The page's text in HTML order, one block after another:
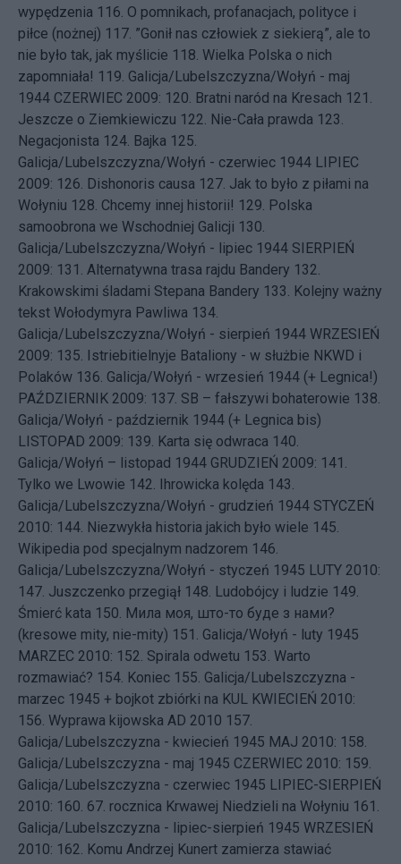
wypędzenia 116. O pomnikach, profanacjach, polityce i
piłce (nożnej) 117. ”Gonił nas człowiek z siekierą”, ale to
nie było tak, jak myślicie 118. Wielka Polska o nich
zapomniała! 119. Galicja/Lubelszczyzna/Wołyń - maj
1944 CZERWIEC 2009: 120. Bratni naród na Kresach 121.
Jeszcze o Ziemkiewiczu 122. Nie-Cała prawda 123.
Negacjonista 124. Bajka 125.
Galicja/Lubelszczyzna/Wołyń - czerwiec 1944 LIPIEC
2009: 126. Dishonoris causa 127. Jak to było z piłami na
Wołyniu 128. Chcemy innej historii! 129. Polska
samoobrona we Wschodniej Galicji 130.
Galicja/Lubelszczyzna/Wołyń - lipiec 1944 SIERPIEŃ
2009: 131. Alternatywna trasa rajdu Bandery 132.
Krakowskimi śladami Stepana Bandery 133. Kolejny ważny
tekst Wołodymyra Pawliwa 134.
Galicja/Lubelszczyzna/Wołyń - sierpień 1944 WRZESIEŃ
2009: 135. Istriebitielnyje Bataliony - w służbie NKWD i
Polaków 136. Galicja/Wołyń - wrzesień 1944 (+ Legnica!)
PAŹDZIERNIK 2009: 137. SB – fałszywi bohaterowie 138.
Galicja/Wołyń - październik 1944 (+ Legnica bis)
LISTOPAD 2009: 139. Karta się odwraca 140.
Galicja/Wołyń – listopad 1944 GRUDZIEŃ 2009: 141.
Tylko we Lwowie 142. Ihrowicka kolęda 143.
Galicja/Lubelszczyzna/Wołyń - grudzień 1944 STYCZEŃ
2010: 144. Niezwykła historia jakich było wiele 145.
Wikipedia pod specjalnym nadzorem 146.
Galicja/Lubelszczyzna/Wołyń - styczeń 1945 LUTY 2010:
147. Juszczenko przegiął 148. Ludobójcy i ludzie 149.
Śmierć kata 150. Мила моя, што-то буде з нами?
(kresowe mity, nie-mity) 151. Galicja/Wołyń - luty 1945
MARZEC 2010: 152. Spirala odwetu 153. Warto
rozmawiać? 154. Koniec 155. Galicja/Lubelszczyzna -
marzec 1945 + bojkot zbiórki na KUL KWIECIEŃ 2010:
156. Wyprawa kijowska AD 2010 157.
Galicja/Lubelszczyzna - kwiecień 1945 MAJ 2010: 158.
Galicja/Lubelszczyzna - maj 1945 CZERWIEC 2010: 159.
Galicja/Lubelszczyzna - czerwiec 1945 LIPIEC-SIERPIEŃ
2010: 160. 67. rocznica Krwawej Niedzieli na Wołyniu 161.
Galicja/Lubelszczyzna - lipiec-sierpień 1945 WRZESIEŃ
2010: 162. Komu Andrzej Kunert zamierza stawiać